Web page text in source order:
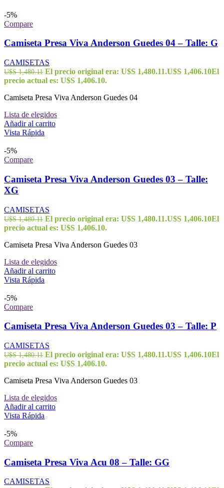
-5%
Compare
Camiseta Presa Viva Anderson Guedes 04 – Talle: G
CAMISETAS
U$S1,480.11 El precio original era: U$S 1,480.11.U$S 1,406.10El
precio actual es: U$S 1,406.10.
Camiseta Presa Viva Anderson Guedes 04
Lista de elegidos
Añadir al carrito
Vista Rápida
-5%
Compare
Camiseta Presa Viva Anderson Guedes 03 – Talle:
XG
CAMISETAS
U$S1,480.11 El precio original era: U$S 1,480.11.U$S 1,406.10El
precio actual es: U$S 1,406.10.
Camiseta Presa Viva Anderson Guedes 03
Lista de elegidos
Añadir al carrito
Vista Rápida
-5%
Compare
Camiseta Presa Viva Anderson Guedes 03 – Talle: P
CAMISETAS
U$S1,480.11 El precio original era: U$S 1,480.11.U$S 1,406.10El
precio actual es: U$S 1,406.10.
Camiseta Presa Viva Anderson Guedes 03
Lista de elegidos
Añadir al carrito
Vista Rápida
-5%
Compare
Camiseta Presa Viva Acu 08 – Talle: GG
CAMISETAS